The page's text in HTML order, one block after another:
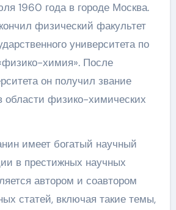
1960 года в городе Москва.
физический факультет
университета по
химия». После
он получил звание
области физико-химических
имеет богатый научный
в престижных научных
автором и соавтором
статей, включая такие темы,